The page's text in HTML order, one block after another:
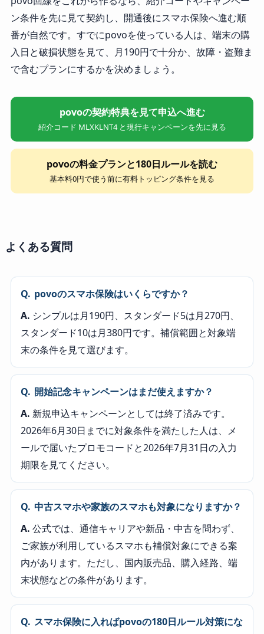
ン条件を先に見て契約し、開通後にスマホ保険へ進む順
番が自然です。すでにpovoを使っている人は、端末の購
入日と破損状態を見て、月190円で十分か、故障・盗難ま
で含むプランにするかを決めましょう。
povoの契約特典を見て申込へ進む
紹介コード MLXKLNT4 と現行キャンペーンを先に見る
povoの料金プランと180日ルールを読む
基本料0円で使う前に有料トッピング条件を見る
よくある質問
Q. povoのスマホ保険はいくらですか？
A. シンプルは月190円、スタンダード5は月270円、
スタンダード10は月380円です。補償範囲と対象端
末の条件を見て選びます。
Q. 開始記念キャンペーンはまだ使えますか？
A. 新規申込キャンペーンとしては終了済みです。
2026年6月30日までに対象条件を満たした人は、メ
ールで届いたプロモコードと2026年7月31日の入力
期限を見てください。
Q. 中古スマホや家族のスマホも対象になりますか？
A. 公式では、通信キャリアや新品・中古を問わず、
ご家族が利用しているスマホも補償対象にできる案
内があります。ただし、国内販売品、購入経路、端
末状態などの条件があります。
Q. スマホ保険に入ればpovoの180日ルール対策にな